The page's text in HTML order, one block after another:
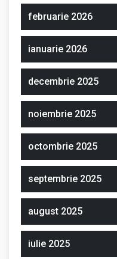
februarie 2026
ianuarie 2026
decembrie 2025
noiembrie 2025
octombrie 2025
septembrie 2025
august 2025
iulie 2025